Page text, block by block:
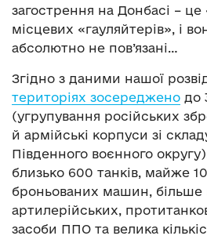
загострення на Донбасі – це
місцевих «гауляйтерів», і
абсолютно не пов’язані…
Згідно з даними нашої
територіях зосереджено до
(угрупування російських
й армійські корпуси зі
Південного воєнного
близько 600 танків, майже
броньованих машин, більше
артилерійських,
засоби ППО та велика